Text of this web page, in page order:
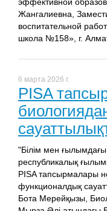
Жангалиевна,
воспитательной
школа №158», г.
6 марта 2026 г.
PISA
"Білім мен
республикалық
PISA тапсырмалары
функционалдық
Бота Мерейқызы,